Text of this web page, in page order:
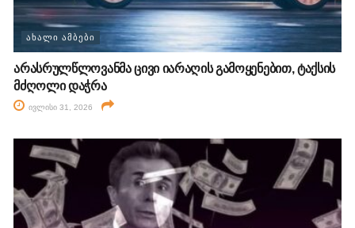
ᲐᲮᲐᲚᲘ ᲐᲛᲑᲔᲑᲘ
არასრულწლოვანმა ცივი იარაღის გამოყენებით, ტაქსის
მძღოლი დაჭრა
ივლისი 31, 2026